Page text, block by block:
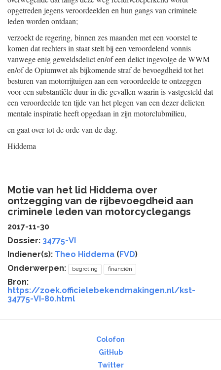
opgetreden jegens veroordeelden en hun gangs van criminele
leden worden ontdaan;
verzoekt de regering, binnen zes maanden met een voorstel te
komen dat rechters in staat stelt bij een veroordelend vonnis
vanwege enig geweldsdelict en/of een delict ingevolge de WWM
en/of de Opiumwet als bijkomende straf de bevoegdheid tot het
besturen van motorrijtuigen aan een veroordeelde te ontzeggen
voor een substantiële duur in die gevallen waarin is vastgesteld dat
een veroordeelde ten tijde van het plegen van een dezer delicten
mentale inspiratie heeft opgedaan in zijn motorclubmilieu,
en gaat over tot de orde van de dag.
Hiddema
Motie van het lid Hiddema over
ontzegging van de rijbevoegdheid aan
criminele leden van motorcyclegangs
2017-11-30
Dossier: 34775-VI
Indiener(s): Theo Hiddema (FVD)
Onderwerpen:
begroting financiën
Bron:
https://zoek.officielebekendmakingen.nl/kst-
34775-VI-80.html
Colofon
GitHub
Twitter